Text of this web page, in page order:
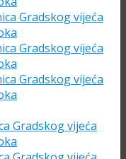
Gradskog vijeća
Gradskog vijeća
Gradskog vijeća
Gradskog vijeća